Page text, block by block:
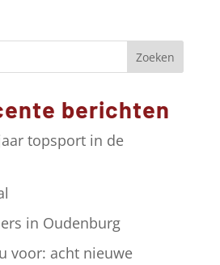
Zoeken
berichten
topsport in de
in Oudenburg
voor: acht nieuwe